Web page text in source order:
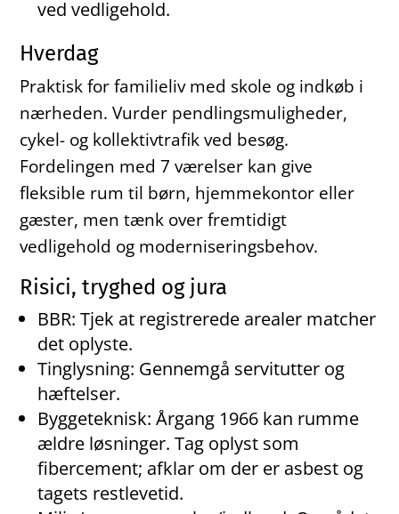
ved vedligehold.
Hverdag
Praktisk for familieliv med skole og indkøb i
nærheden. Vurder pendlingsmuligheder,
cykel- og kollektivtrafik ved besøg.
Fordelingen med 7 værelser kan give
fleksible rum til børn, hjemmekontor eller
gæster, men tænk over fremtidigt
vedligehold og moderniseringsbehov.
Risici, tryghed og jura
BBR: Tjek at registrerede arealer matcher
det oplyste.
Tinglysning: Gennemgå servitutter og
hæftelser.
Byggeteknisk: Årgang 1966 kan rumme
ældre løsninger. Tag oplyst som
fibercement; afklar om der er asbest og
tagets restlevetid.